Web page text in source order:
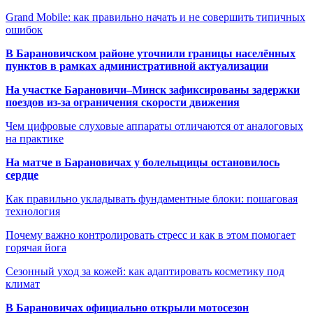
Grand Mobile: как правильно начать и не совершить типичных
ошибок
В Барановичском районе уточнили границы населённых
пунктов в рамках административной актуализации
На участке Барановичи–Минск зафиксированы задержки
поездов из-за ограничения скорости движения
Чем цифровые слуховые аппараты отличаются от аналоговых
на практике
На матче в Барановичах у болельщицы остановилось
сердце
Как правильно укладывать фундаментные блоки: пошаговая
технология
Почему важно контролировать стресс и как в этом помогает
горячая йога
Сезонный уход за кожей: как адаптировать косметику под
климат
В Барановичах официально открыли мотосезон